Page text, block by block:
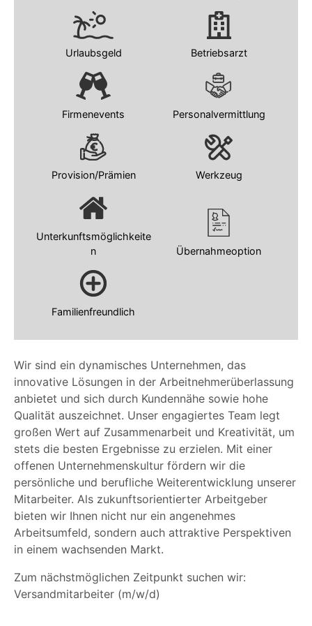
Wir sind ein dynamisches Unternehmen, das
innovative Lösungen in der Arbeitnehmerüberlassung
anbietet und sich durch Kundennähe sowie hohe
Qualität auszeichnet. Unser engagiertes Team legt
großen Wert auf Zusammenarbeit und Kreativität, um
stets die besten Ergebnisse zu erzielen. Mit einer
offenen Unternehmenskultur fördern wir die
persönliche und berufliche Weiterentwicklung unserer
Mitarbeiter. Als zukunftsorientierter Arbeitgeber
bieten wir Ihnen nicht nur ein angenehmes
Arbeitsumfeld, sondern auch attraktive Perspektiven
in einem wachsenden Markt.
Zum nächstmöglichen Zeitpunkt suchen wir:
Versandmitarbeiter (m/w/d)
Urlaubsgeld Betriebsarzt
Firmenevents Personalvermittlung
Provision/Prämien Werkzeug
Unterkunftsmöglichkeite
n
Übernahmeoption
Familienfreundlich